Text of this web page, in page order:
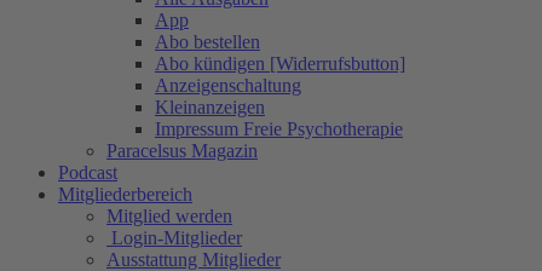
App
Abo bestellen
Abo kündigen [Widerrufsbutton]
Anzeigenschaltung
Kleinanzeigen
Impressum Freie Psychotherapie
Paracelsus Magazin
Podcast
Mitgliederbereich
Mitglied werden
Login-Mitglieder
Ausstattung Mitglieder